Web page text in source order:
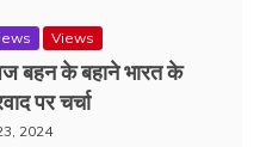
Views
बहन के बहाने भारत के
पर चर्चा
2024